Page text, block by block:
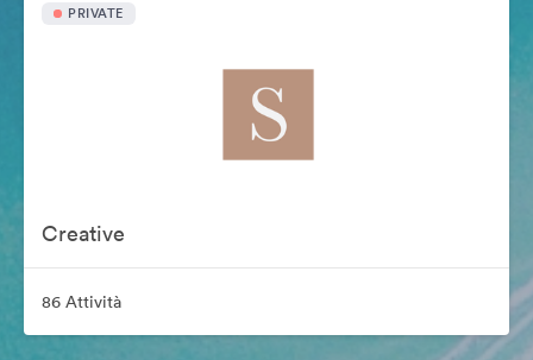
PRIVATE
Creative
86 Attività